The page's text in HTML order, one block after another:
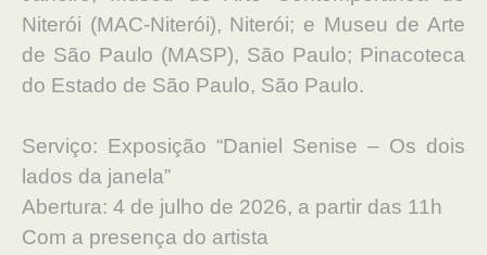
Niterói (MAC-Niterói), Niterói; e Museu de Arte
de São Paulo (MASP), São Paulo; Pinacoteca
do Estado de São Paulo, São Paulo.
Serviço: Exposição “Daniel Senise – Os dois
lados da janela”
Abertura: 4 de julho de 2026, a partir das 11h
Com a presença do artista